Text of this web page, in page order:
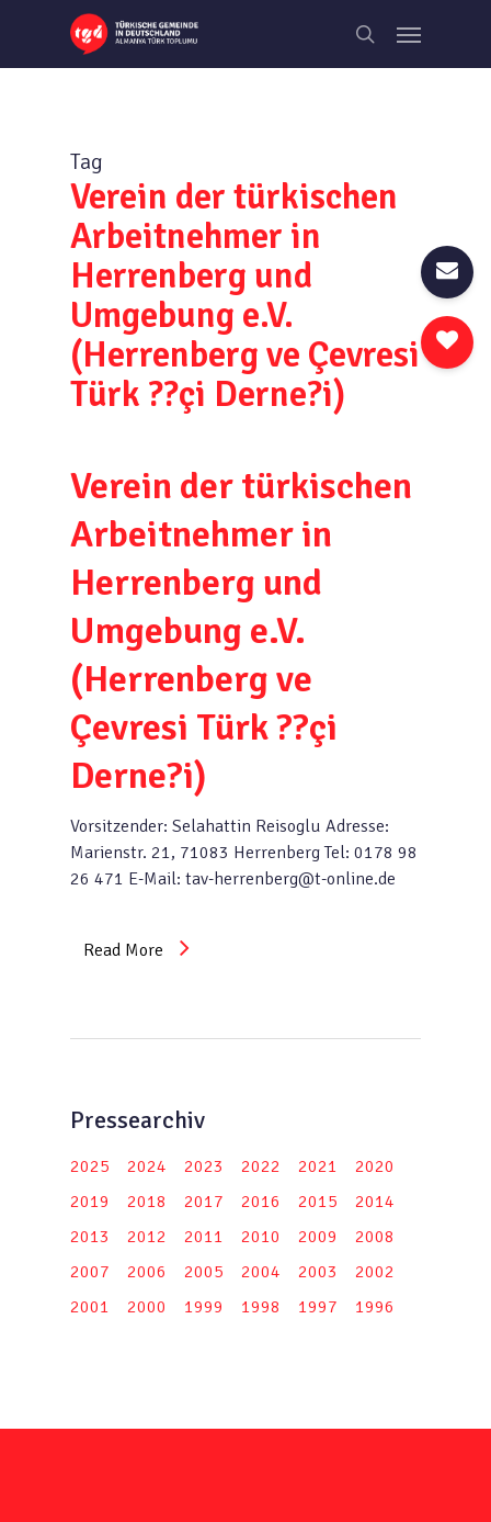
main
search
Menu
Tag
Verein der türkischen
Arbeitnehmer in
Herrenberg und
Umgebung e.V.
(Herrenberg ve Çevresi
Türk ??çi Derne?i)
Verein der türkischen
Arbeitnehmer in
Herrenberg und
Umgebung e.V.
(Herrenberg ve
Çevresi Türk ??çi
Derne?i)
Vorsitzender: Selahattin Reisoglu Adresse:
Marienstr. 21, 71083 Herrenberg Tel: 0178 98
26 471 E-Mail: tav-herrenberg@t-online.de
Read More
Pressearchiv
2025 2024 2023 2022 2021
2020
2019
2018 2017 2016 2015
2014
2013
2012 2011 2010 2009
2008
2007
2006 2005 2004 2003
2002
2001
2000 1999 1998 1997 1996